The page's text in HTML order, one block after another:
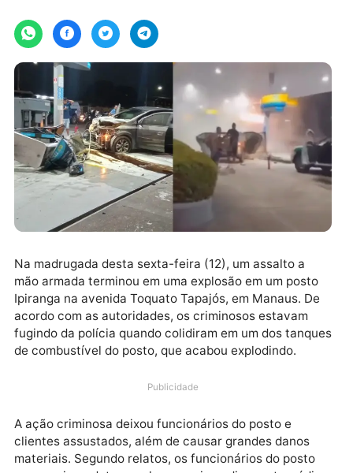
sexta-feira, 12/05/2023 às 10:32
Na madrugada desta sexta-feira (12), um assalto a
mão armada terminou em uma explosão em um posto
acordo com as autoridades, os criminosos estavam
de combustível do posto, que acabou explodindo.
Publicidade